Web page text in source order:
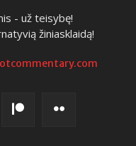
- už teisybę!
žiniasklaidą!